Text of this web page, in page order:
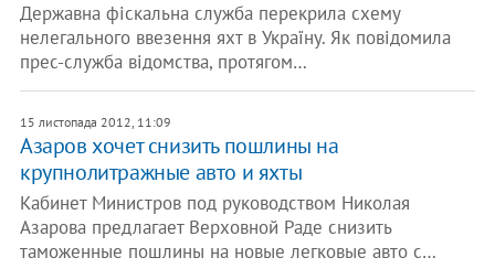
Державна фіскальна служба перекрила схему
нелегального ввезення яхт в Україну. Як повідомила
прес-служба відомства, протягом…
15 листопада 2012, 11:09
Азаров хочет снизить пошлины на
крупнолитражные авто и яхты
Кабинет Министров под руководством Николая
Азарова предлагает Верховной Раде снизить
таможенные пошлины на новые легковые авто с…